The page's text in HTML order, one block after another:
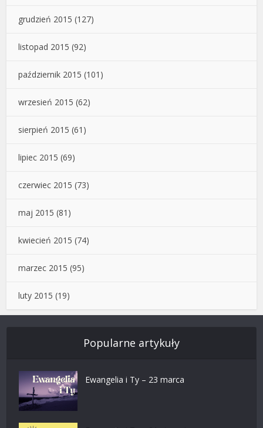
grudzień 2015 (127)
listopad 2015 (92)
październik 2015 (101)
wrzesień 2015 (62)
sierpień 2015 (61)
lipiec 2015 (69)
czerwiec 2015 (73)
maj 2015 (81)
kwiecień 2015 (74)
marzec 2015 (95)
luty 2015 (19)
Popularne artykuły
Ewangelia i Ty – 23 marca